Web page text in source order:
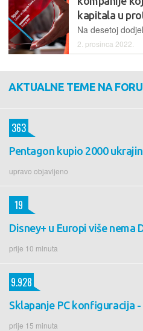
kapitala u
2. prosinca 2022.
AKTUALNE TEME NA
Pentagon kupio 2000
upravo objavljeno
363
Disney+ u Europi više nema
prije 10 minuta
19
Sklapanje PC konfiguracija -
prije 15 minuta
9.928